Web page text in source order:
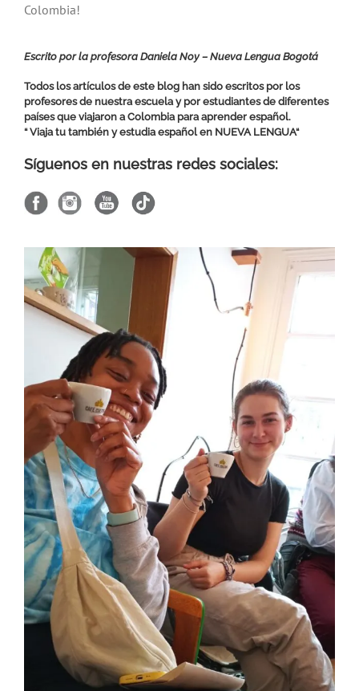
Colombia!
Escrito por la profesora Daniela Noy – Nueva Lengua Bogotá
Todos los artículos de este blog han sido escritos por los
profesores de nuestra escuela y por estudiantes de diferentes
países que viajaron a Colombia para aprender español.
“ Viaja tu también y estudia español en NUEVA LENGUA“
Síguenos en nuestras redes sociales: